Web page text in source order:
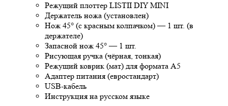
Режущий плоттер LISTII DIY MINI
Держатель ножа (установлен)
Нож 45° (с красным колпачком) — 1 шт. (в
держателе)
Запасной нож 45° — 1 шт.
Рисующая ручка (чёрная, тонкая)
Режущий коврик (мат) для формата A5
Адаптер питания (евростандарт)
USB-кабель
Инструкция на русском языке